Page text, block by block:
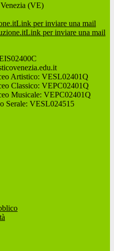
(VE)
Link per inviare una mail
Link per inviare una mail
Artistico: VESL02401Q
Classico: VEPC02401Q
Musicale: VEPC02401Q
Serale: VESL024515